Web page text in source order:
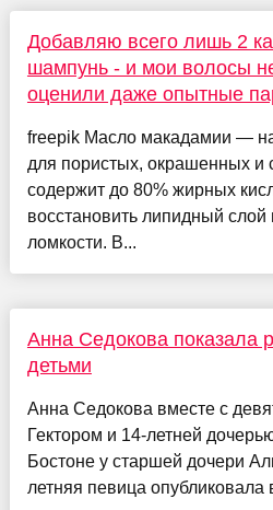
Добавляю всего лишь 2
шампунь - и мои волосы
оценили даже опытные
freepik Масло макадамии —
для пористых, окрашенных и
содержит до 80% жирных
восстановить липидный
ломкости. В...
Анна Седокова показала
детьми
Анна Седокова вместе с
Гектором и 14-летней
Бостоне у старшей дочери
летняя певица опубликовала